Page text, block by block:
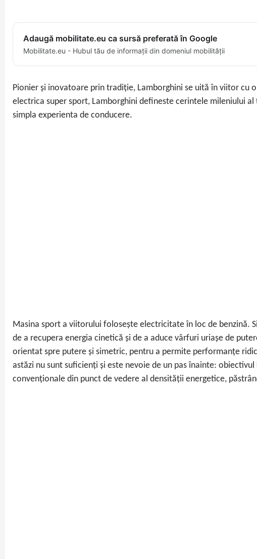
Adaugă mobilitate.eu ca sursă preferată în Google
Mobilitate.eu - Hubul tău de informații din domeniul mobilității
Pionier și inovatoare prin tradiție, Lamborghini se uită în viitor cu
electrica super sport, Lamborghini defineste cerintele mileniului
simpla experienta de conducere.
Masina sport a viitorului folosește electricitate în loc de benzină.
de a recupera energia cinetică și de a aduce vârfuri uriașe de
orientat spre putere și simetric, pentru a permite performanțe
astăzi nu sunt suficienți și este nevoie de un pas înainte:
convenționale din punct de vedere al densității energetice,